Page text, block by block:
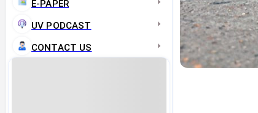
E-PAPER
UV PODCAST
CONTACT US